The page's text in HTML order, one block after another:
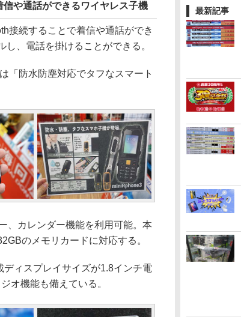
最新記事
や通話ができるワイヤレス子機
接続することで着信や通話ができ
、電話を掛けることができる。
「防水防塵対応でタフなスマート
、カレンダー機能を利用可能。本
のメモリカードに対応する。
ィスプレイサイズが1.8インチ電
オ機能も備えている。